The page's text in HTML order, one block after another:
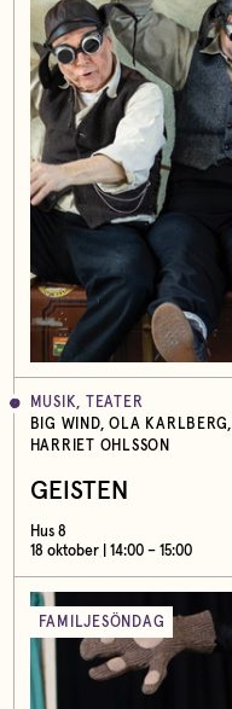
MUSIK, TEATER
BIG WIND, OLA
HARRIET OHLSSON
GEISTEN
Hus 8
18 oktober | 14:00 – 15:00
FAMILJESÖNDAG